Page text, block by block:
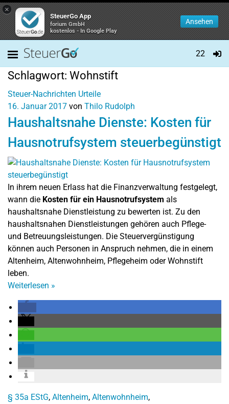
×
SteuerGo App
forium GmbH
kostenlos - In Google Play
Ansehen
22
Schlagwort: Wohnstift
Steuer-Nachrichten Urteile
16. Januar 2017 von Thilo Rudolph
Haushaltsnahe Dienste: Kosten für
Hausnotrufsystem steuerbegünstigt
In ihrem neuen Erlass hat die Finanzverwaltung festgelegt,
wann die Kosten für ein Hausnotrufsystem als
haushaltsnahe Dienstleistung zu bewerten ist. Zu den
haushaltsnahen Dienstleistungen gehören auch Pflege-
und Betreuungsleistungen. Die Steuervergünstigung
können auch Personen in Anspruch nehmen, die in einem
Altenheim, Altenwohnheim, Pflegeheim oder Wohnstift
leben.
Weiterlesen »
§ 35a EStG, Altenheim, Altenwohnheim,